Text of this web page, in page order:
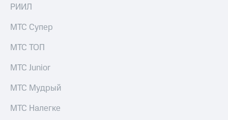
Финансы
доход
Покупка
полисов
онлайн
пополнения
Скидка
на связь
Тарифы
РИИЛ
РИИЛ
МТС Супер
МТС ТОП
МТС Junior
МТС Мудрый
МТС Налегке